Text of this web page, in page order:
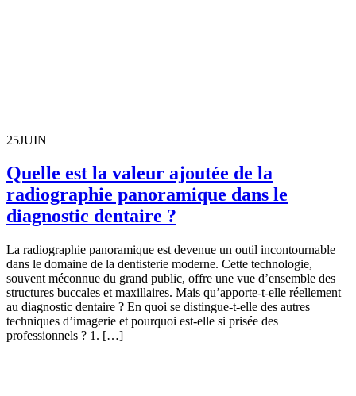
25JUIN
Quelle est la valeur ajoutée de la
radiographie panoramique dans le
diagnostic dentaire ?
La radiographie panoramique est devenue un outil incontournable
dans le domaine de la dentisterie moderne. Cette technologie,
souvent méconnue du grand public, offre une vue d’ensemble des
structures buccales et maxillaires. Mais qu’apporte-t-elle réellement
au diagnostic dentaire ? En quoi se distingue-t-elle des autres
techniques d’imagerie et pourquoi est-elle si prisée des
professionnels ? 1. […]